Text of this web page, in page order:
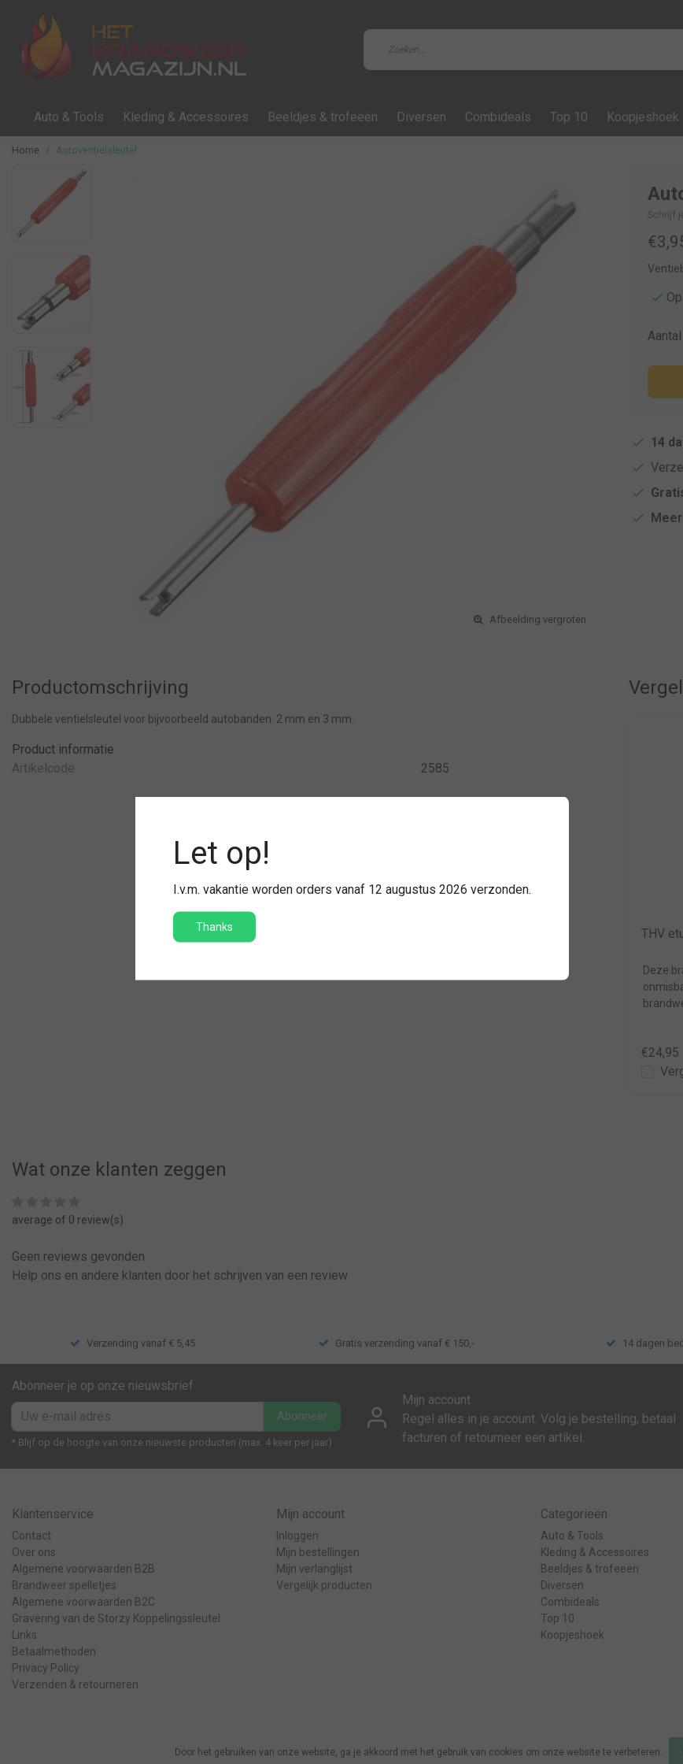
Auto & Tools Kleding & Accessoires Beeldjes & trofeeën Diversen Combideals Top 10 Koopjeshoek
Home Autoventielsleutel
Afbeelding vergroten
Schrijf
Aantal
14
Productomschrijving
Dubbele ventielsleutel voor bijvoorbeeld autobanden. 2 mm en 3 mm.
Product informatie
Artikelcode
2585
THV
Deze
€24,95
Wat onze klanten zeggen
average of 0 review(s)
Geen reviews gevonden
Help ons en andere klanten door het schrijven van een review
Verzending vanaf € 5,45 Gratis verzending vanaf € 150,- 14 dagen
Abonneer je op onze nieuwsbrief
Abonneer
* Blijf op de hoogte van onze nieuwste producten (max. 4 keer per jaar)
Mijn account
Regel alles in je account. Volg je bestelling, betaal
facturen of retourneer een artikel.
Klantenservice
Contact
Over ons
Algemene voorwaarden B2B
Brandweer spelletjes
Algemene voorwaarden B2C
Gravering van de Storzy Koppelingssleutel
Links
Betaalmethoden
Privacy Policy
Verzenden & retourneren
Mijn account
Inloggen
Mijn bestellingen
Mijn verlanglijst
Vergelijk producten
Categorieën
Auto & Tools
Kleding & Accessoires
Beeldjes & trofeeën
Diversen
Combideals
Top 10
Koopjeshoek
Privacy Policy RSS Feed
Let op!
I.v.m. vakantie worden orders vanaf 12 augustus 2026 verzonden.
Thanks
Door het gebruiken van onze website, ga je akkoord met het gebruik van cookies om onze website te verbeteren.